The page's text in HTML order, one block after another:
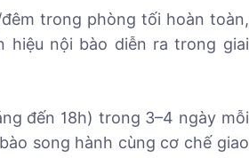
trong phòng tối hoàn toàn,
hiệu nội bào diễn ra trong giai
đến 18h) trong 3–4 ngày mỗi
song hành cùng cơ chế giao